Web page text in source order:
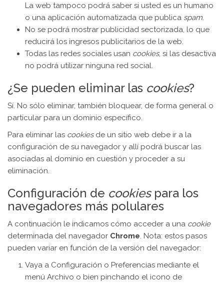
La web tampoco podrá saber si usted es un humano
o una aplicación automatizada que publica spam
No se podrá mostrar publicidad sectorizada, lo que
reducirá los ingresos publicitarios de la web.
Todas las redes sociales usan cookies, si las desactiva
no podrá utilizar ninguna red social.
¿Se pueden eliminar las cookies?
Sí. No sólo eliminar, también bloquear, de forma general o
particular para un dominio específico.
Para eliminar las cookiesde un sitio web debe ir a la
configuración de su navegador y allí podrá buscar las
asociadas al dominio en cuestión y proceder a su
eliminación.
Configuración de cookiespara los
navegadores más polulares
A continuación le indicamos cómo acceder a una cookie
determinada del navegador Chrome . Nota: estos pasos
pueden variar en función de la versión del navegador:
Vaya a Configuración o Preferencias mediante el
menú Archivo o bien pinchando el icono de